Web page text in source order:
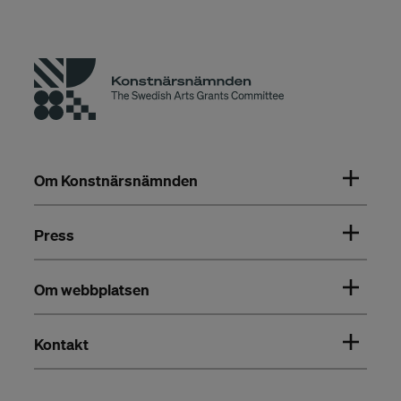
Om Konstnärsnämnden
Press
Om webbplatsen
Kontakt